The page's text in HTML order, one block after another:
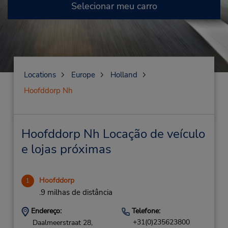
Selecionar meu carro
Locations Europe
Holland
Hoofddorp Nh
Hoofddorp Nh Locação de veículo
e lojas próximas
1 Hoofddorp
.9 milhas de distância
Endereço:
Daalmeerstraat 28,
Telefone:
+31(0)235623800